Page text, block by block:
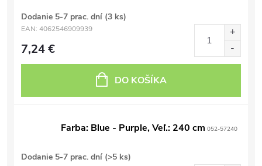
Dodanie 5-7 prac. dní (3 ks)
EAN: 4062546909939
7,24 €
DO KOŠÍKA
Farba: Blue - Purple, Veľ.: 240 cm 052-57240
Dodanie 5-7 prac. dní (>5 ks)